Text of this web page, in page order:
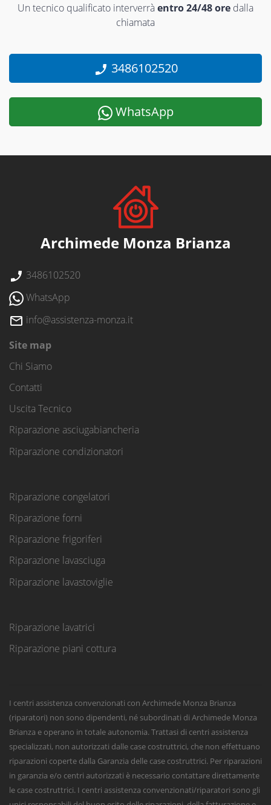
Un tecnico qualificato interverràentro 24/48 ore dalla
chiamata
3486102520
WhatsApp
Archimede Monza Brianza
3486102520
WhatsApp
info@assistenza-monza.it
Site map
Chi Siamo
Contatti
Uscita Tecnico
Riparazione asciugabiancheria
Riparazione condizionatori
Riparazione congelatori
Riparazione forni
Riparazione frigoriferi
Riparazione lavasciuga
Riparazione lavastoviglie
Riparazione lavatrici
Riparazione piani cottura
I centri assistenza convenzionati con Archimede Monza Brianza
(riparatori) non sono dipendenti, né subordinati di Archimede Monza
Brianza e operano in totale autonomia. Trattasi di centri assistenza
specializzati, non autorizzati dalle case costruttrici, che non effettuano
riparazioni coperte dalla Garanzia delle case costruttrici. Per riparazioni
in garanzia e/o centri autorizzati è necessario contattare direttamente
le case costruttrici. I centri assistenza convenzionati/riparatori sono gli